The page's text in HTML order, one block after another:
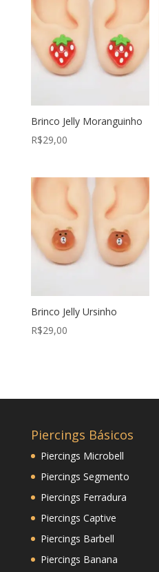
Brinco Jelly Moranguinho
R$29,00
Brinco Jelly Ursinho
R$29,00
Piercings Básicos
Piercings Microbell
Piercings Segmento
Piercings Ferradura
Piercings Captive
Piercings Barbell
Piercings Banana